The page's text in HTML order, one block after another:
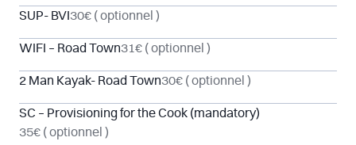
SUP- BVI 30€ ( optionnel )
WIFI – Road Town31€ ( optionnel )
2 Man Kayak- Road Town30€ ( optionnel )
SC – Provisioning for the Cook (mandatory)
35€ ( optionnel )